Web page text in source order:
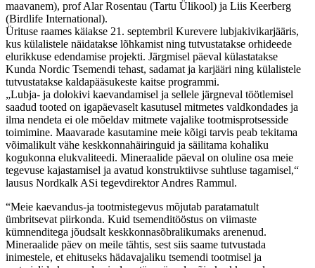
maavanem), prof Alar Rosentau (Tartu Ülikool) ja Liis Keerberg
(Birdlife International).
Ürituse raames käiakse 21. septembril Kurevere lubjakivikarjääris,
kus külalistele näidatakse lõhkamist ning tutvustatakse orhideede
elurikkuse edendamise projekti. Järgmisel päeval külastatakse
Kunda Nordic Tsemendi tehast, sadamat ja karjääri ning külalistele
tutvustatakse kaldapääsukeste kaitse programmi.
„Lubja- ja dolokivi kaevandamisel ja sellele järgneval töötlemisel
saadud tooted on igapäevaselt kasutusel mitmetes valdkondades ja
ilma nendeta ei ole mõeldav mitmete vajalike tootmisprotsesside
toimimine. Maavarade kasutamine meie kõigi tarvis peab tekitama
võimalikult vähe keskkonnahäiringuid ja säilitama kohaliku
kogukonna elukvaliteedi. Mineraalide päeval on oluline osa meie
tegevuse kajastamisel ja avatud konstruktiivse suhtluse tagamisel,“
lausus Nordkalk ASi tegevdirektor Andres Rammul.
“Meie kaevandus-ja tootmistegevus mõjutab paratamatult
ümbritsevat piirkonda. Kuid tsemenditööstus on viimaste
kümnenditega jõudsalt keskkonnasõbralikumaks arenenud.
Mineraalide päev on meile tähtis, sest siis saame tutvustada
inimestele, et ehituseks hädavajaliku tsemendi tootmisel ja